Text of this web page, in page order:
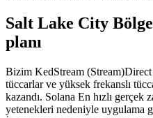
Salt Lake City
planı
Bizim KedStream
tüccarlar ve yüksek frekanslı
kazandı. Solana En hızlı gerçek
yetenekleri nedeniyle uygulama